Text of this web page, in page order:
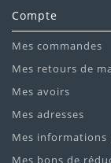
Compte
Mes commandes
Mes retours de
Mes avoirs
Mes adresses
Mes informations
Mes bons de